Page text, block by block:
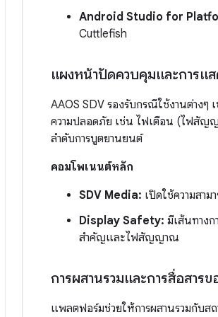
Android Studio for
Cuttlefish
แผงหน้าปัดควบคุมและการแ
AAOS SDV รองรับกรณีใช้งานต่าง
ความปลอดภัย เช่น ไฟเตือน (ไฟสัญ
ลำดับการบูตยานยนต์
คอมโพเนนต์หลัก
SDV Media: เปิดใช้ความสา
Display Safety: มีเส้นทาง
สำคัญและไฟสัญญาณ
การผสานรวมและการสื่อสาร
แพลตฟอร์มช่วยให้การผสานรวมกับส